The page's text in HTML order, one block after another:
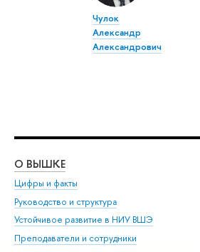
Чулок
Александр
Александрович
О ВЫШКЕ
Цифры и факты
Руководство и структура
Устойчивое развитие в НИУ ВШЭ
Преподаватели и сотрудники